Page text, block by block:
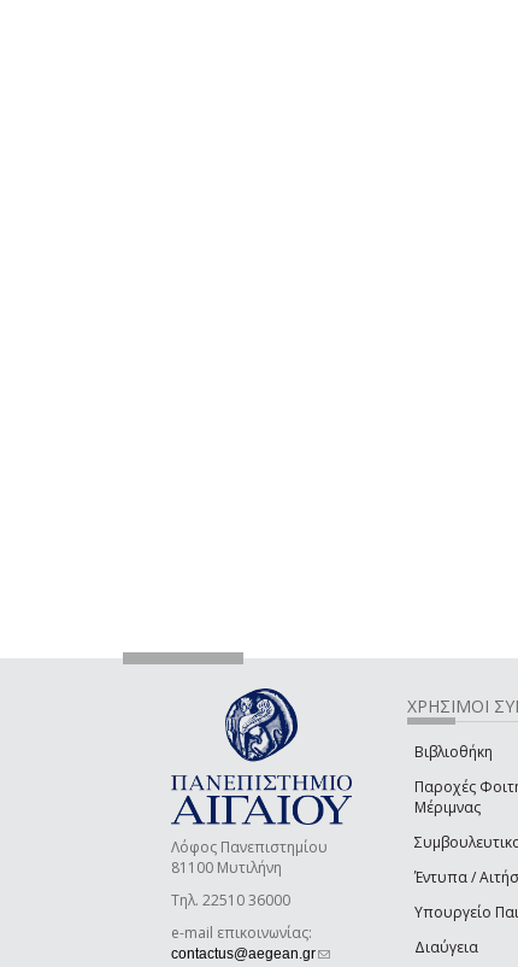
Λόφος Πανεπιστημίου
81100 Μυτιλήνη
Τηλ. 22510 36000
e-mail επικοινωνίας:
contactus@aegean.gr(link sends e-mail)
ΧΡΗΣΙΜΟΙ
Βιβλιοθήκη
Παροχές
Μέριμνας
Έντυπα /
Υπουργείο
Διαύγεια